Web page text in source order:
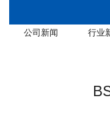
公司新闻 行业